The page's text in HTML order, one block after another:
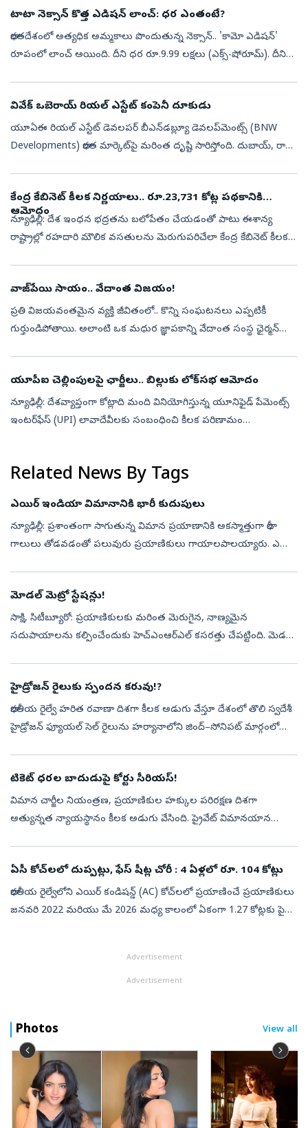
టాటా నెక్సాన్ కొత్త ఎడిషన్ లాంచ్: ధర ఎంతంటే?
భారతదేశంలో అత్యధిక అమ్మకాలు పొందుతున్న నెక్సాన్.. 'కామో ఎడిషన్‌'
రూపంలో లాంచ్ అయింది. దీని ధర రూ.9.99 లక్షలు (ఎక్స్-షోరూమ్). దీనికి
వివేక్‌ ఒబెరాయ్ రియల్ ఎస్టేట్ కంపెనీ దూకుడు
యూఏఈ రియల్ ఎస్టేట్ డెవలపర్ బీఎన్‌డబ్ల్యూ డెవలప్‌మెంట్స్‌ (BNW
Developments) భారత మార్కెట్‌పై మరింత దృష్టి సారిస్తోంది. దుబాయ్, రాస్
కేంద్ర కేబినెట్‌ కీలక నిర్ణయాలు.. రూ.23,731 కోట్ల పథకానికి
ఆమోదం
న్యూఢిల్లీ: దేశ ఇంధన భద్రతను బలోపేతం చేయడంతో పాటు ఈశాన్య
రాష్ట్రాల్లో రహదారి మౌలిక వసతులను మెరుగుపరిచేలా కేంద్ర కేబినెట్‌ కీలక
వాజ్‌పేయి సాయం.. వేదాంత విజయం!
ప్రతి విజయవంతమైన వ్యక్తి జీవితంలో.. కొన్ని సంఘటనలు ఎప్పటికీ
గుర్తుండిపోతాయి. అలాంటి ఒక మధుర జ్ఞాపకాన్ని వేదాంత సంస్థ ఛైర్మన్
యూపీఐ చెల్లింపులపై ఛార్జీలు.. బిల్లుకు లోక్‌సభ ఆమోదం
న్యూఢిల్లీ: దేశవ్యాప్తంగా కోట్లాది మంది వినియోగిస్తున్న యూనిఫైడ్ పేమెంట్స్
ఇంటర్‌ఫేస్ (UPI) లావాదేవీలకు సంబంధించి కీలక పరిణామం
Related News By Tags
ఎయిర్‌ ఇండియా విమానానికి భారీ కుదుపులు
న్యూఢిల్లీ: ప్రశాంతంగా సాగుతున్న విమాన ప్రయాణానికి అకస్మాత్తుగా భారీ
గాలులు తోడవడంతో పలువురు ప్రయాణికులు గాయాలపాలయ్యారు. ఎయిర్‌
మోడల్‌ మెట్రో స్టేషన్లు!
సాక్షి, సిటీబ్యూరో: ప్రయాణికులకు మరింత మెరుగైన, నాణ్యమైన
సదుపాయాలను కల్పించేందుకు హెచ్‌ఎంఆర్‌ఎల్‌ కసరత్తు చేపట్టింది. మెడల్‌
హైడ్రోజన్‌ రైలుకు స్పందన కరువు!?
భారతీయ రైల్వే హరిత రవాణా దిశగా కీలక అడుగు వేస్తూ దేశంలో తొలి స్వదేశీ
హైడ్రోజన్‌ ఫ్యూయల్‌ సెల్‌ రైలును హర్యానాలోని జింద్‌–సోనిపట్‌ మార్గంలో
టికెట్ ధరల బాదుడుపై కోర్టు సీరియస్!
విమాన చార్జీల నియంత్రణ, ప్రయాణికుల హక్కుల పరిరక్షణ దిశగా
అత్యున్నత న్యాయస్థానం కీలక అడుగు వేసింది. ప్రైవేట్ విమానయాన
ఏసీ కోచ్‌లలో దుప్పట్లు, ఫేస్‌ షీట్ల చోరీ : 4 ఏళ్లలో రూ. 104 కోట్లు
భారతీయ రైల్వేలోని ఎయిర్ కండిషన్డ్ (AC) కోచ్‌లలో ప్రయాణించే ప్రయాణికులు
జనవరి 2022 మరియు మే 2026 మధ్య కాలంలో ఏకంగా 1.27 కోట్లకు పైగా
Advertisement
Advertisement
Photos View all